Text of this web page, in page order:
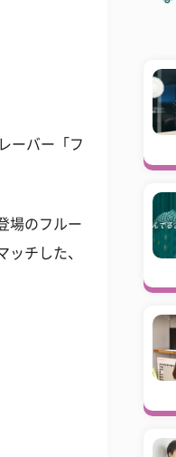
ーバー「フ
場のフルー
ッチした、